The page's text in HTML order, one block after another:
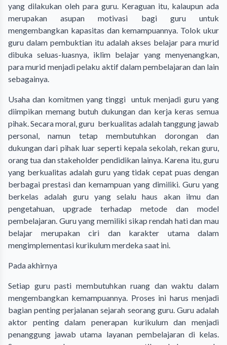
yang dilakukan oleh para guru. Keraguan itu, kalaupun ada
merupakan asupan motivasi bagi guru untuk
mengembangkan kapasitas dan kemampuannya. Tolok ukur
guru dalam pembuktian itu adalah akses belajar para murid
dibuka seluas-luasnya, iklim belajar yang menyenangkan,
para murid menjadi pelaku aktif dalam pembelajaran dan lain
sebagainya.
Usaha dan komitmen yang tinggi untuk menjadi guru yang
diimpikan memang butuh dukungan dan kerja keras semua
pihak. Secara moral, guru berkualitas adalah tanggung jawab
personal, namun tetap membutuhkan dorongan dan
dukungan dari pihak luar seperti kepala sekolah, rekan guru,
orang tua dan stakeholder pendidikan lainya. Karena itu, guru
yang berkualitas adalah guru yang tidak cepat puas dengan
berbagai prestasi dan kemampuan yang dimiliki. Guru yang
berkelas adalah guru yang selalu haus akan ilmu dan
pengetahuan, upgrade terhadap metode dan model
pembelajaran. Guru yang memiliki sikap rendah hati dan mau
belajar merupakan ciri dan karakter utama dalam
mengimplementasi kurikulum merdeka saat ini.
Pada akhirnya
Setiap guru pasti membutuhkan ruang dan waktu dalam
mengembangkan kemampuannya. Proses ini harus menjadi
bagian penting perjalanan sejarah seorang guru. Guru adalah
aktor penting dalam penerapan kurikulum dan menjadi
penanggung jawab utama layanan pembelajaran di kelas.